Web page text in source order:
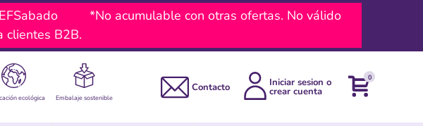
*No acumulable con otras ofertas. No válido
clientes B2B.
ecológica Embalaje sostenible
Contacto Iniciar sesion o
crear cuenta
0